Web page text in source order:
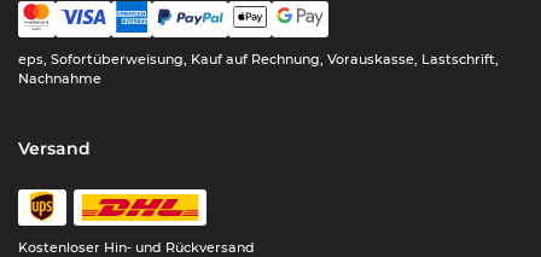
eps, Sofortüberweisung, Kauf auf Rechnung, Vorauskasse, Lastschrift,
Nachnahme
Versand
Kostenloser Hin- und Rückversand